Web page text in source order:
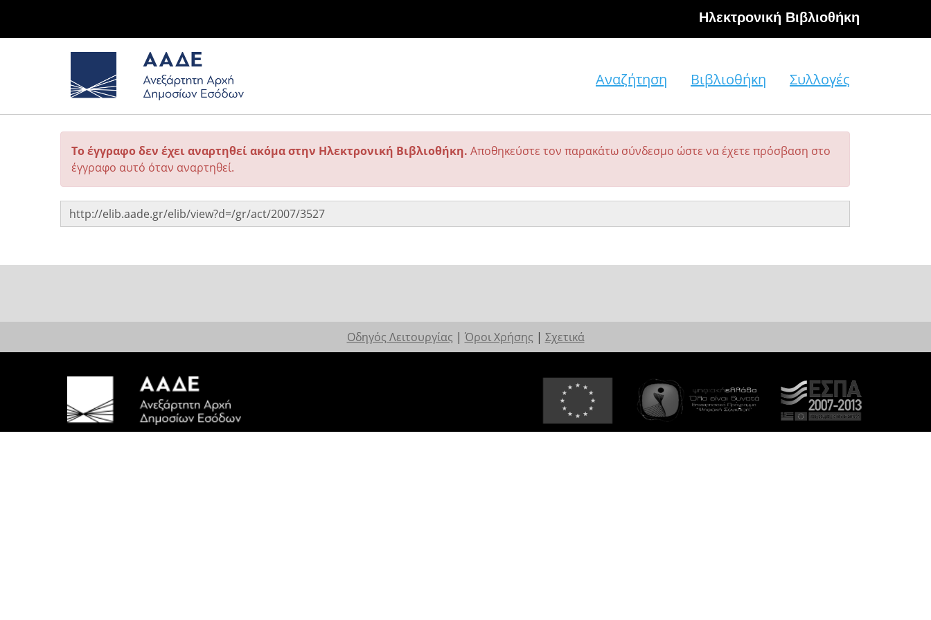
Hλεκτρονική Βιβλιοθήκη
Αναζήτηση Βιβλιοθήκη Συλλογές
Το έγγραφο δεν έχει αναρτηθεί ακόμα στην Ηλεκτρονική Βιβλιοθήκη. Αποθηκεύστε τον παρακάτω σύνδεσμο ώστε να έχετε πρόσβαση στο
έγγραφο αυτό όταν αναρτηθεί.
Οδηγός Λειτουργίας | Όροι Χρήσης | Σχετικά